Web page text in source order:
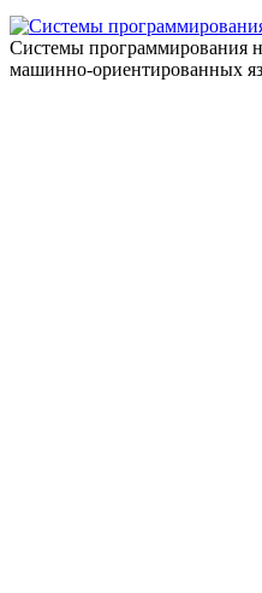
Системы программирования
машинно-ориентированных